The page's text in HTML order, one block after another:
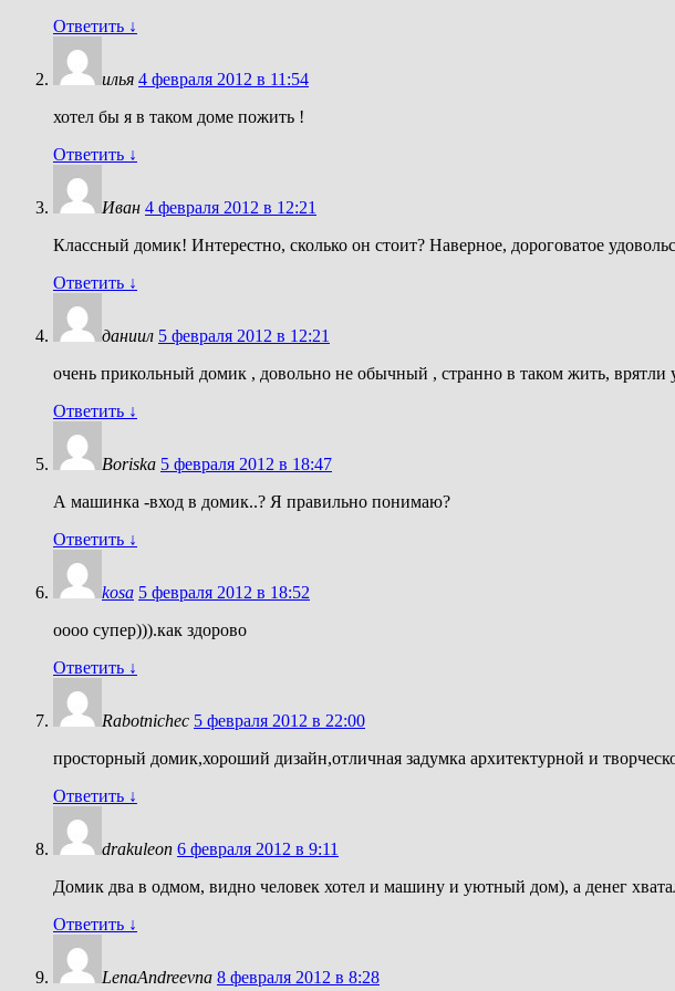
Ответить ↓
илья 4 февраля 2012 в 11:54
хотел бы я в таком доме пожить !
Ответить ↓
Иван 4 февраля 2012 в 12:21
Классный домик! Интерестно, сколько он стоит? Наверное, дороговатое
Ответить ↓
даниил 5 февраля 2012 в 12:21
очень прикольный домик , довольно не обычный , странно в таком жить, врятли
Ответить ↓
Boriska 5 февраля 2012 в 18:47
А машинка -вход в домик..? Я правильно понимаю?
Ответить ↓
kosa 5 февраля 2012 в 18:52
оооо супер))).как здорово
Ответить ↓
Rabotnichec 5 февраля 2012 в 22:00
просторный домик,хороший дизайн,отличная задумка архитектурной и
Ответить ↓
drakuleon 6 февраля 2012 в 9:11
Домик два в одмом, видно человек хотел и машину и уютный дом), а денег
Ответить ↓
LenaAndreevna 8 февраля 2012 в 8:28